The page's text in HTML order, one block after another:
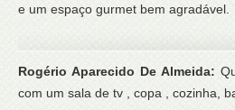
e um espaço gurmet bem agradável.
Rogério Aparecido De Almeida:
com um sala de tv , copa , cozinha,